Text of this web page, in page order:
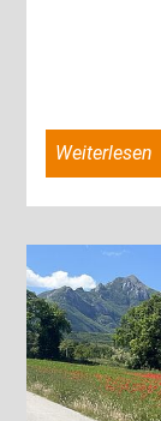
weiterlesen